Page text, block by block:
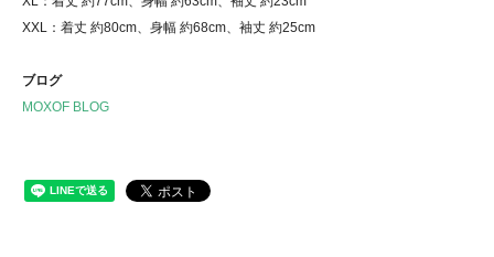
XXL：着丈 約80cm、身幅 約68cm、袖丈 約25cm
ブログ
MOXOF BLOG